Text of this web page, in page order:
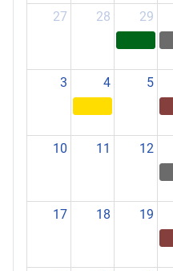
27
28 29
3 4 5
10 11 12
17 18 19